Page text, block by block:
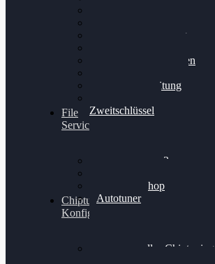
Getriebeoptimierung
Bremsscheiben planen
Felgenaufbereitung
Zweitschlüssel
File
Service
Alientech Kess3
Alientech Shop
Autotuner
Chiptuning
Konfigurator
Professionelles Chiptuning